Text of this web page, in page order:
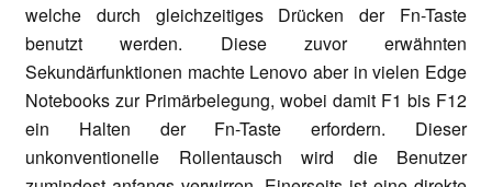
welche durch gleichzeitiges Drücken der Fn-Taste
benutzt werden. Diese zuvor erwähnten
Sekundärfunktionen machte Lenovo aber in vielen Edge
Notebooks zur Primärbelegung, wobei damit F1 bis F12
ein Halten der Fn-Taste erfordern. Dieser
unkonventionelle Rollentausch wird die Benutzer